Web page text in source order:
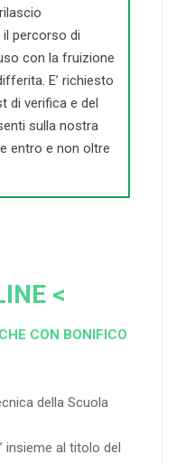
il percorso di
con la fruizione
E’ richiesto
di verifica e del
sulla nostra
entro e non oltre
<
CON BONIFICO
della Scuola
insieme al titolo del